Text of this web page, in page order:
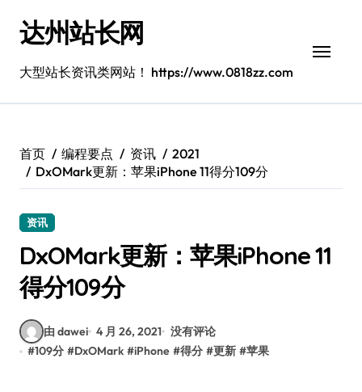
达州站长网
大型站长资讯类网站！ https://www.0818zz.com
首页 编程要点 资讯
2021
DxOMark更新：苹果iPhone 11得分109分
资讯
DxOMark更新：苹果iPhone 11
得分109分
由 dawei 4 月 26, 2021 没有评论
#109分 #DxOMark #iPhone #得分 #更新 #苹果